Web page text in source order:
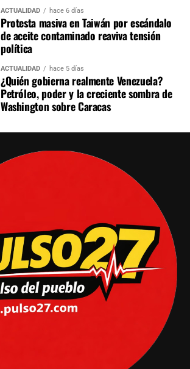
ACTUALIDAD hace 6 días
Protesta masiva en Taiwán por escándalo
de aceite contaminado reaviva tensión
política
ACTUALIDAD hace 5 días
¿Quién gobierna realmente Venezuela?
Petróleo, poder y la creciente sombra de
Washington sobre Caracas